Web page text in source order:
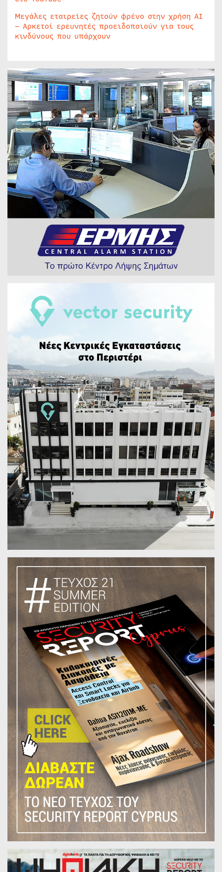
Μεγάλες εταιρείες ζητούν φρένο στην χρήση AI
– Αρκετοί ερευνητές προειδοποιούν για τους
κινδύνους που υπάρχουν